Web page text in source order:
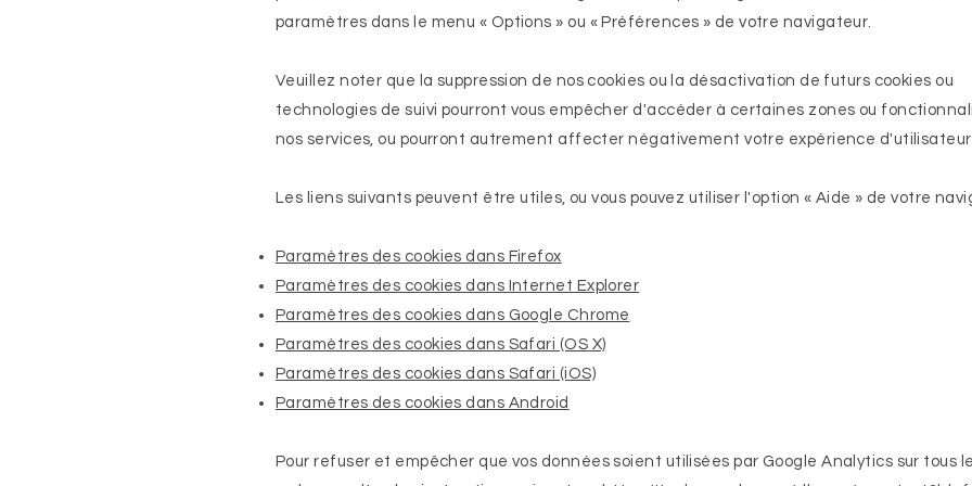
paramètres dans le menu « Options » ou « Préférences » de votre navigateur.
Veuillez noter que la suppression de nos cookies ou la désactivation de futurs cookies ou
technologies de suivi pourront vous empêcher d'accéder à certaines zones ou
nos services, ou pourront autrement affecter négativement votre expérience
Les liens suivants peuvent être utiles, ou vous pouvez utiliser l'option « Aide » de votre
Paramètres des cookies dans Firefox
Paramètres des cookies dans Internet Explorer
Paramètres des cookies dans Google Chrome
Paramètres des cookies dans Safari (OS X)
Paramètres des cookies dans Safari (iOS)
Paramètres des cookies dans Android
Pour refuser et empêcher que vos données soient utilisées par Google Analytics sur tous